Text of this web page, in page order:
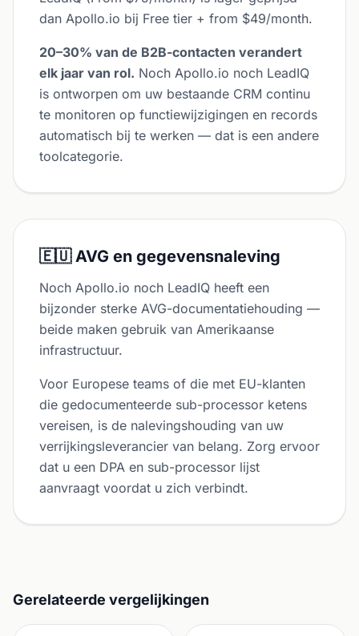
dan Apollo.io bij Free tier + from $49/month.
20–30% van de B2B-contacten verandert
elk jaar van rol. Noch Apollo.io noch LeadIQ
is ontworpen om uw bestaande CRM continu
te monitoren op functiewijzigingen en records
automatisch bij te werken — dat is een andere
toolcategorie.
🇪🇺 AVG en gegevensnaleving
Noch Apollo.io noch LeadIQ heeft een
bijzonder sterke AVG-documentatiehouding —
beide maken gebruik van Amerikaanse
infrastructuur.
Voor Europese teams of die met EU-klanten
die gedocumenteerde sub-processor ketens
vereisen, is de nalevingshouding van uw
verrijkingsleverancier van belang. Zorg ervoor
dat u een DPA en sub-processor lijst
aanvraagt voordat u zich verbindt.
Gerelateerde vergelijkingen